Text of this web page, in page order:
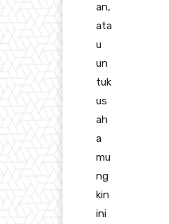
an,
ata
u
un
tuk
us
ah
a
mu
ng
kin
ini